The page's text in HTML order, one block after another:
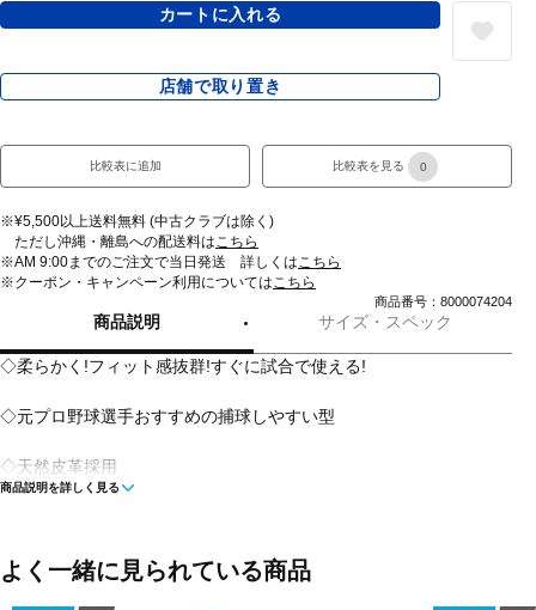
カートに入れる
店舗で取り置き
比較表に追加 比較表を見る 0
※¥5,500以上送料無料 (中古クラブは除く)
ただし沖縄・離島への配送料はこちら
※AM 9:00までのご注文で当日発送 詳しくはこちら
※クーポン・キャンペーン利用についてはこちら
商品番号：8000074204
商品説明 サイズ・スペック
◇柔らかく!フィット感抜群!すぐに試合で使える!
◇元プロ野球選手おすすめの捕球しやすい型
◇天然皮革採用
■カラー:
商品説明を詳しく見る
よく一緒に見られている商品